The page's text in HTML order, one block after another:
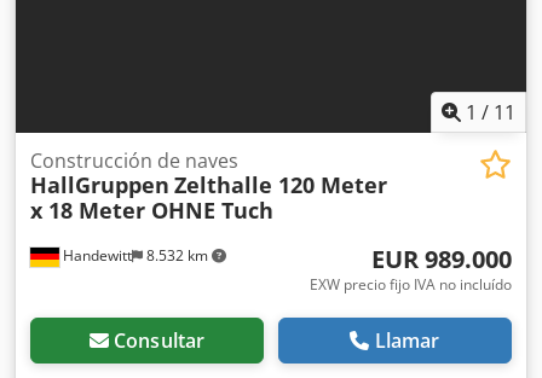
1 / 11
Handewitt 8.532 km
Construcción de naves
HallGruppen Zelthalle 120 Meter
x 18 Meter OHNE Tuch
EUR 989.000
EXW precio fijo IVA no incluído
Consultar Llamar